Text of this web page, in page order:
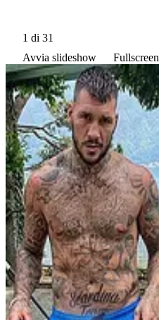
1 di 31
Avvia slideshow
Fullscreen